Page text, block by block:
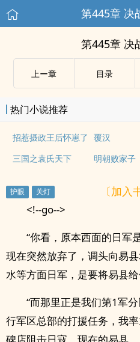
第445章 决
第445章 决
上ー章 目录
热门小说推荐
招惹摄政王后怀崽了 覆汉
三国之袁氏天下
明朝败家子
〔加入
<!--go-->
“你看，原本西面的日军
现在突然放弃了，调头向易
水等方面日军，是要将易县
“而那里正是我们第1军
行军区总部的打援任务，我